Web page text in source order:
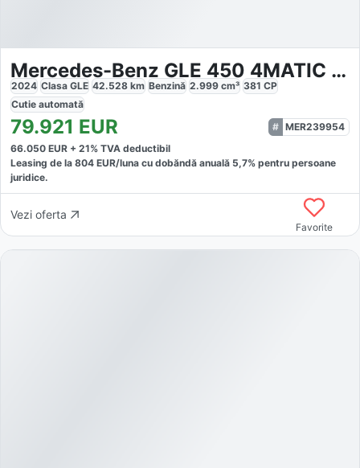
Mercedes-Benz GLE 450 4MATIC AMG Sport Night Distr Pano
2024 Clasa GLE 42.528 km Benzină 2.999 cm³ 381 CP
Cutie automată
79.921 EUR
MER239954
66.050 EUR + 21% TVA deductibil
Leasing de la 804 EUR/luna cu dobăndă anuală 5,7% pentru persoane
juridice.
Vezi oferta
Favorite